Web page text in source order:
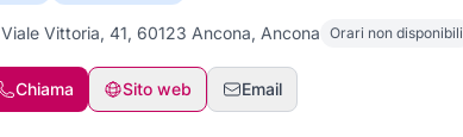
Viale Vittoria, 41, 60123 Ancona, Ancona Orari non disponibili
Chiama Sito web Email